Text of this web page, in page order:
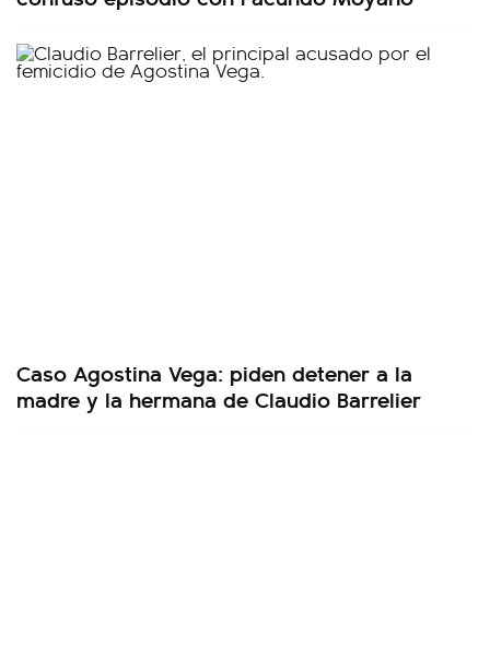
Caso Agostina Vega: piden detener a la
madre y la hermana de Claudio Barrelier